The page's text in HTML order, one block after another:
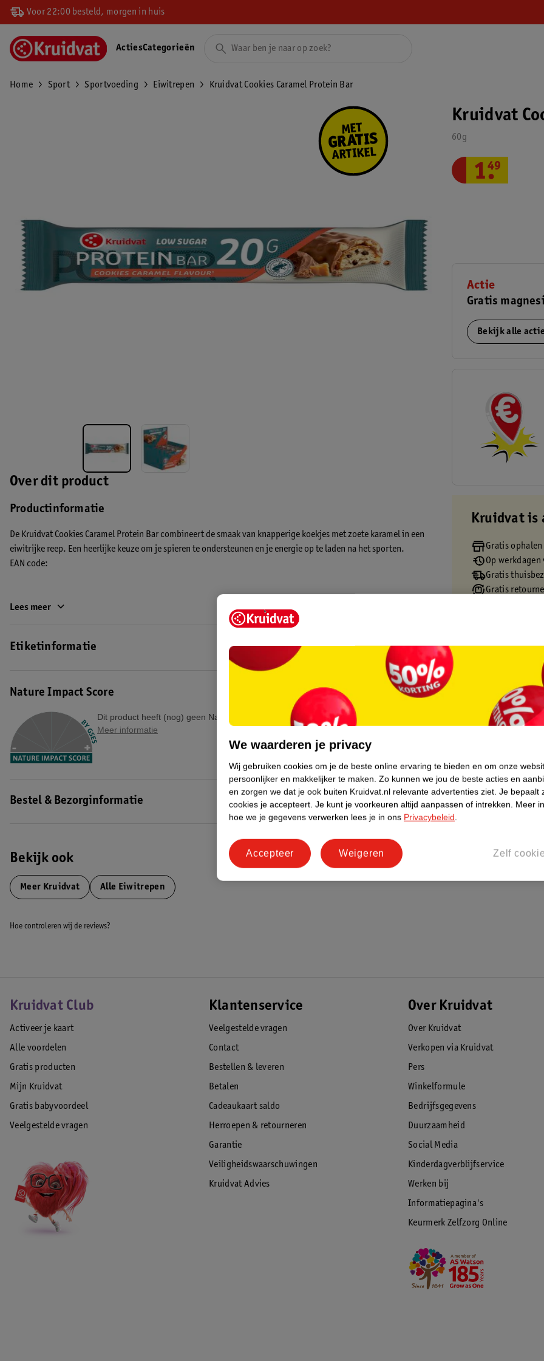
Voor 22:00 besteld, morgen in huis
ActiesCategorieën
Home Sport Sportvoeding Eiwitrepen Kruidvat Cookies Caramel Protein Bar
Over dit product
Productinformatie
De Kruidvat Cookies Caramel Protein Bar combineert de smaak van knapperige koekjes met zoete karamel in een
eiwitrijke reep. Een heerlijke keuze om je spieren te ondersteunen en je energie op te laden na het sporten.
EAN code:
Lees meer
Etiketinformatie
Nature Impact Score
Dit product heeft (nog) geen Nature Impact Score.
Meer informatie
Bestel & Bezorginformatie
Bekijk ook
Meer Kruidvat Alle Eiwitrepen
Kruidvat
60g
1.
49
Actie
Gratis
Bekijk alle
Kruidvat is
Gratis
Op
Gratis
Gratis
Gratis
Hoe controleren wij de reviews?
Kruidvat Club
Activeer je kaart
Alle voordelen
Gratis producten
Mijn Kruidvat
Gratis babyvoordeel
Veelgestelde vragen
Klantenservice
Veelgestelde vragen
Contact
Bestellen & leveren
Betalen
Cadeaukaart saldo
Herroepen & retourneren
Garantie
Veiligheidswaarschuwingen
Kruidvat Advies
Over Kruidvat
Over Kruidvat
Verkopen via Kruidvat
Pers
Winkelformule
Bedrijfsgegevens
Duurzaamheid
Social Media
Kinderdagverblijfservice
Werken bij
Informatiepagina's
Keurmerk Zelfzorg Online
We waarderen je privacy
Wij gebruiken cookies om je de beste online ervaring te bieden en om onze
persoonlijker en makkelijker te maken. Zo kunnen we jou de beste acties en
en zorgen we dat je ook buiten Kruidvat.nl relevante advertenties ziet. Je bepaalt
cookies je accepteert. Je kunt je voorkeuren altijd aanpassen of intrekken. Meer
hoe we je gegevens verwerken lees je in ons Privacybeleid.
Zelf
Weigeren
Accepteer